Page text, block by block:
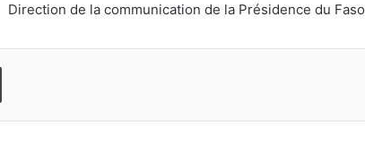
Direction de la communication de la Présidence du Faso
Imprimer